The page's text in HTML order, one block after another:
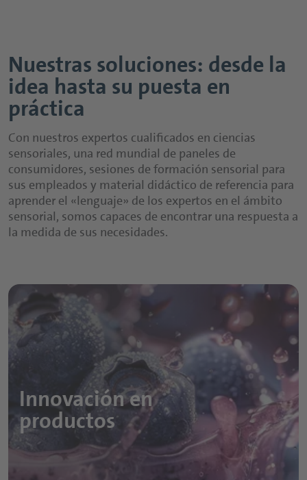
Nuestras soluciones: desde la
idea hasta su puesta en
práctica
Con nuestros expertos cualificados en ciencias
sensoriales, una red mundial de paneles de
consumidores, sesiones de formación sensorial para
sus empleados y material didáctico de referencia para
aprender el «lenguaje» de los expertos en el ámbito
sensorial, somos capaces de encontrar una respuesta a
la medida de sus necesidades.
Innovación en
productos